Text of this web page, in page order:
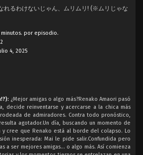
れるわけないじゃん、ムリムリ! (※ムリじゃな
minutos. por episodio.
4, 2025
¿Mejor amigas o algo más?Renako Amaori pasó
decide reinventarse y acercarse a la chica más
de admiradores. Contra todo pronóstico,
agotador.Un día, buscando un momento de
cree que Renako está al borde del colapso. Lo
inesperada: Mai le pide salir.Confundida pero
a ser mejores amigas… o algo más. Así comienza